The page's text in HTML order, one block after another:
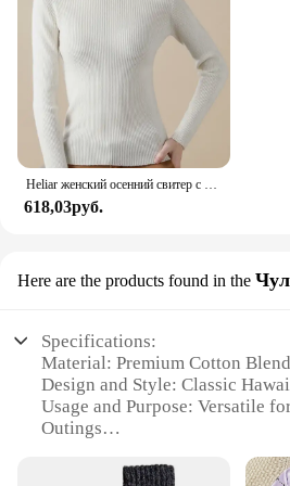
drapes beautifully, enhancing
without compromising on
wholesaler, vendor, or simply
quality Hawaiian shirt for
Gentle Camisa Hawaiana is a
your collection.
618,03руб.
Here are the products found in the
Specifications:
Material: Premium Cotton Blend
Design and Style: Classic
Usage and Purpose: Versatile
Outings
Performance and Property: